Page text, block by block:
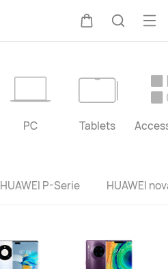
PC Tablets
HUAWEI P-Serie HUAWEI